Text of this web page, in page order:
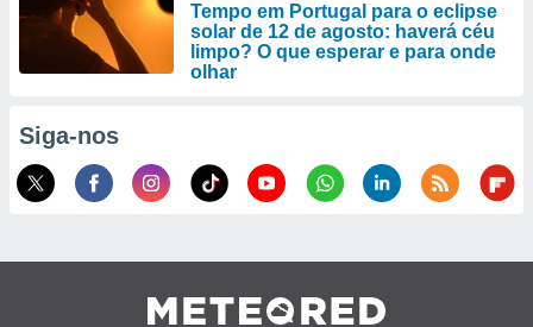
Tempo em Portugal para o eclipse
solar de 12 de agosto: haverá céu
limpo? O que esperar e para onde
olhar
Siga-nos